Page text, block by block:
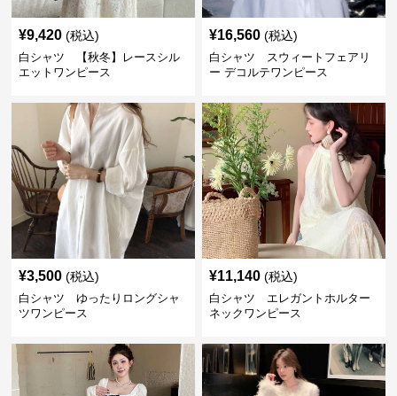
¥9,420 (税込)
白シャツ 【秋冬】レースシル
エットワンピース
¥16,560 (税込)
白シャツ スウィートフェアリ
ー デコルテワンピース
¥3,500 (税込)
白シャツ ゆったりロングシャ
ツワンピース
¥11,140 (税込)
白シャツ エレガントホルター
ネックワンピース